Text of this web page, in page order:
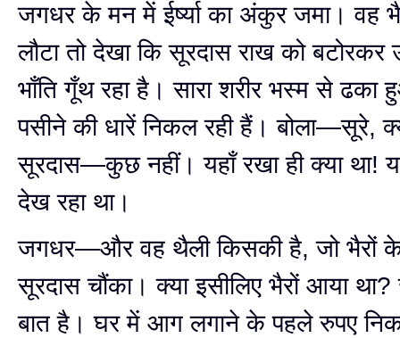
जगधर के मन में ईर्ष्या का अंकुर जमा। वह
लौटा तो देखा कि सूरदास राख को
भाँति गूँथ रहा है। सारा शरीर भस्म से
पसीने की धारें निकल रही हैं। बोला—सूरे,
सूरदास—कुछ नहीं। यहाँ रखा ही क्या था!
देख रहा था।
जगधर—और वह थैली किसकी है, जो भैरों
सूरदास चौंका। क्या इसीलिए भैरों आया
बात है। घर में आग लगाने के पहले रुपए